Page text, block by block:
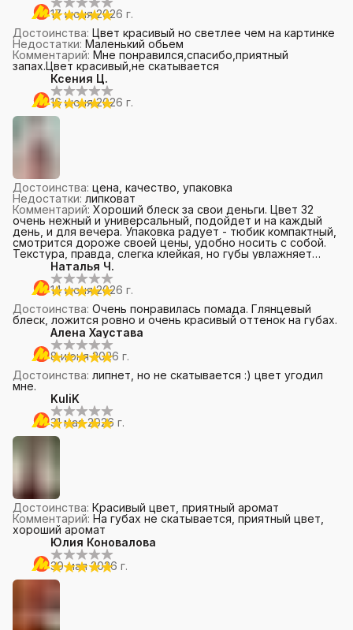
17 июня 2026 г.
Достоинства: Цвет красивый но светлее чем на картинке
Недостатки: Маленький обьем
Комментарий: Мне понравился,спасибо,приятный
запах.Цвет красивый,не скатывается
Ксения Ц.
16 июня 2026 г.
Достоинства: цена, качество, упаковка
Недостатки: липковат
Комментарий: Хороший блеск за свои деньги. Цвет 32
очень нежный и универсальный, подойдет и на каждый
день, и для вечера. Упаковка радует - тюбик компактный,
смотрится дороже своей цены, удобно носить с собой.
Текстура, правда, слегка клейкая, но губы увлажняет
отлично и держится долго. Если вас не смущает легкая
липкость, смело берите, я довольна!
Наталья Ч.
14 июня 2026 г.
Достоинства: Очень понравилась помада. Глянцевый
блеск, ложится ровно и очень красивый оттенок на губах.
Алена Хаустава
8 июня 2026 г.
Достоинства: липнет, но не скатывается :) цвет угодил
мне.
KuliK
31 мая 2026 г.
Достоинства: Красивый цвет, приятный аромат
Комментарий: На губах не скатывается, приятный цвет,
хороший аромат
Юлия Коновалова
30 мая 2026 г.